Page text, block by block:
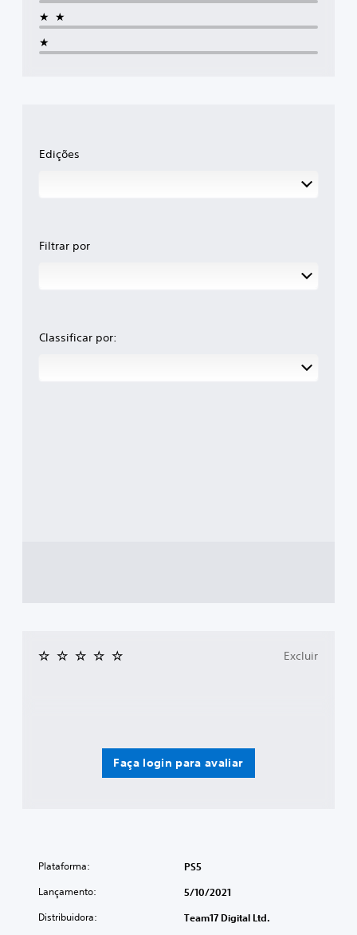
★★
★
Edições
Filtrar por
Classificar por:
Faça login para avaliar
Excluir
Plataforma: PS5
Lançamento: 5/10/2021
Distribuidora: Team17 Digital Ltd.